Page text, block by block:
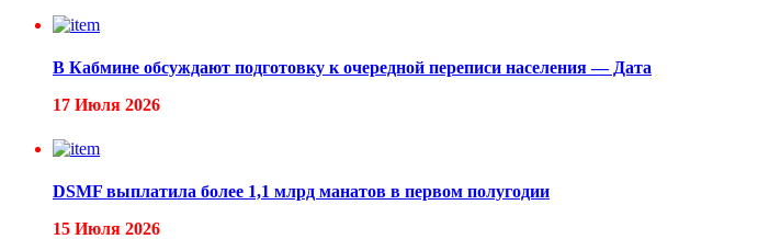
В Кабмине обсуждают подготовку к очередной переписи населения — Дата
17 Июля 2026
DSMF выплатила более 1,1 млрд манатов в первом полугодии
15 Июля 2026